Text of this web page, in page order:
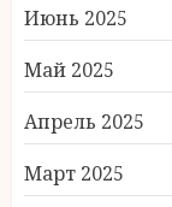
Июнь 2025
Май 2025
Апрель 2025
Март 2025